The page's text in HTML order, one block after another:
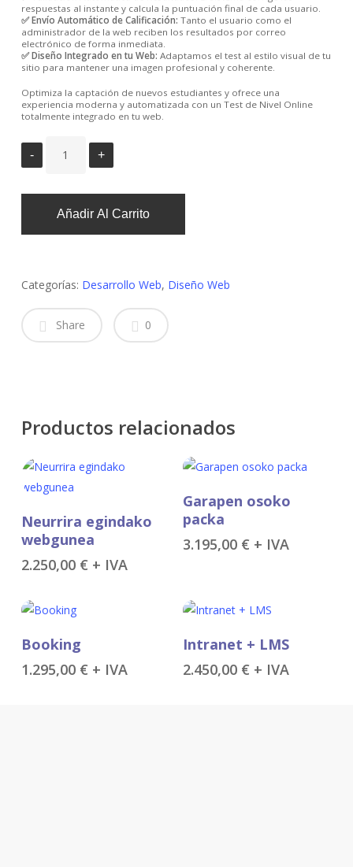
respuestas al instante y calcula la puntuación final de cada usuario.
✅ Envío Automático de Calificación: Tanto el usuario como el
administrador de la web reciben los resultados por correo
electrónico de forma inmediata.
✅ Diseño Integrado en tu Web: Adaptamos el test al estilo visual de tu
sitio para mantener una imagen profesional y coherente.
Optimiza la captación de nuevos estudiantes y ofrece una
experiencia moderna y automatizada con un Test de Nivel Online
totalmente integrado en tu web.
Añadir Al Carrito
Categorías: Desarrollo Web, Diseño Web
Share 0
Productos relacionados
Añadir Al Carrito
Neurrira egindako
webgunea
2.250,00 € + IVA
Añadir Al Carrito
Garapen osoko
packa
3.195,00 € + IVA
Añadir Al Carrito
Booking
1.295,00 € + IVA
Añadir Al Carrito
Intranet + LMS
2.450,00 € + IVA